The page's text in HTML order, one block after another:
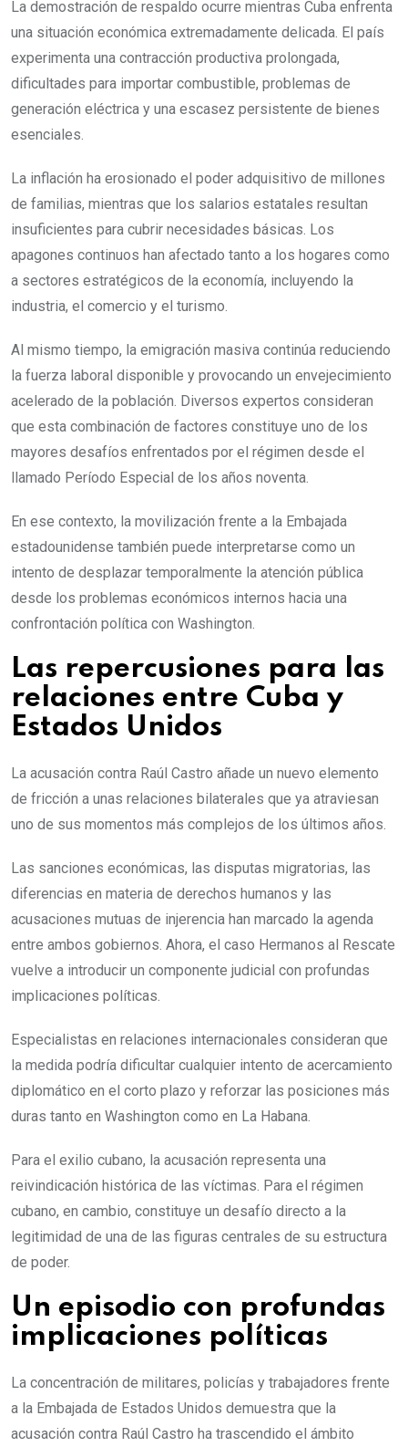
La demostración de respaldo ocurre mientras Cuba enfrenta
una situación económica extremadamente delicada. El país
experimenta una contracción productiva prolongada,
dificultades para importar combustible, problemas de
generación eléctrica y una escasez persistente de bienes
esenciales.
La inflación ha erosionado el poder adquisitivo de millones
de familias, mientras que los salarios estatales resultan
insuficientes para cubrir necesidades básicas. Los
apagones continuos han afectado tanto a los hogares como
a sectores estratégicos de la economía, incluyendo la
industria, el comercio y el turismo.
Al mismo tiempo, la emigración masiva continúa reduciendo
la fuerza laboral disponible y provocando un envejecimiento
acelerado de la población. Diversos expertos consideran
que esta combinación de factores constituye uno de los
mayores desafíos enfrentados por el régimen desde el
llamado Período Especial de los años noventa.
En ese contexto, la movilización frente a la Embajada
estadounidense también puede interpretarse como un
intento de desplazar temporalmente la atención pública
desde los problemas económicos internos hacia una
confrontación política con Washington.
Las repercusiones para las
relaciones entre Cuba y
Estados Unidos
La acusación contra Raúl Castro añade un nuevo elemento
de fricción a unas relaciones bilaterales que ya atraviesan
uno de sus momentos más complejos de los últimos años.
Las sanciones económicas, las disputas migratorias, las
diferencias en materia de derechos humanos y las
acusaciones mutuas de injerencia han marcado la agenda
entre ambos gobiernos. Ahora, el caso Hermanos al Rescate
vuelve a introducir un componente judicial con profundas
implicaciones políticas.
Especialistas en relaciones internacionales consideran que
la medida podría dificultar cualquier intento de acercamiento
diplomático en el corto plazo y reforzar las posiciones más
duras tanto en Washington como en La Habana.
Para el exilio cubano, la acusación representa una
reivindicación histórica de las víctimas. Para el régimen
cubano, en cambio, constituye un desafío directo a la
legitimidad de una de las figuras centrales de su estructura
de poder.
Un episodio con profundas
implicaciones políticas
La concentración de militares, policías y trabajadores frente
a la Embajada de Estados Unidos demuestra que la
acusación contra Raúl Castro ha trascendido el ámbito